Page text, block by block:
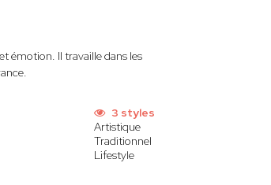
émotion. Il travaille dans les
3 styles
Artistique
Traditionnel
Lifestyle